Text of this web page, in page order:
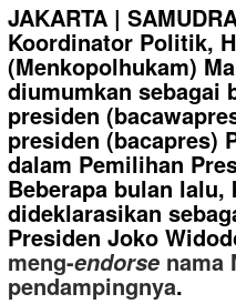
JAKARTA |
Koordinator Politik,
(Menkopolhukam)
diumumkan sebagai
presiden
presiden (bacapres)
dalam Pemilihan
Beberapa bulan
dideklarasikan
Presiden Joko
meng-endorse nama
pendampingnya.